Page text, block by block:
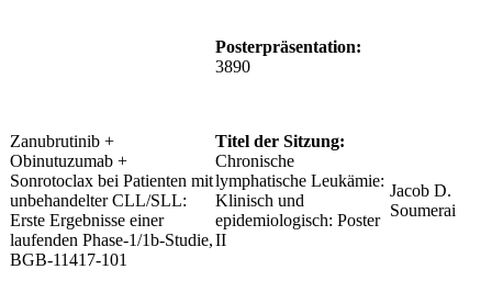
Zanubrutinib +
Obinutuzumab +
Sonrotoclax bei Patienten mit
unbehandelter CLL/SLL:
Erste Ergebnisse einer
laufenden Phase-1/1b-Studie,
BGB-11417-101
Posterpräsentation:
3890
Titel der Sitzung:
Chronische
lymphatische Leukämie:
Klinisch und
epidemiologisch: Poster
II
Jacob D.
Soumerai